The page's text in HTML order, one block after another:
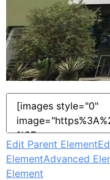
Edit Parent Element
ElementAdvanced
Element